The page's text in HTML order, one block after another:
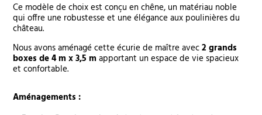
Ce modèle de choix est conçu en chêne, un matériau noble
qui offre une robustesse et une élégance aux poulinières du
château.
Nous avons aménagé cette écurie de maître avec2 grands
boxes de 4 m x 3,5 mapportant un espace de vie spacieux
et confortable.
Aménagements :